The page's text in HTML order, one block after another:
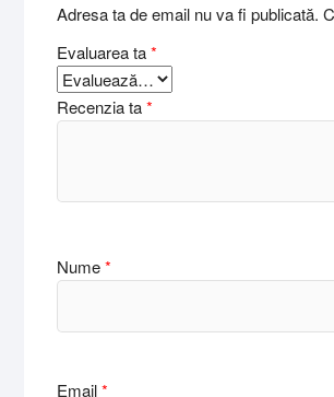
Adresa ta de email nu va fi publicată.
Evaluarea ta*
Recenzia ta*
Nume*
Email*